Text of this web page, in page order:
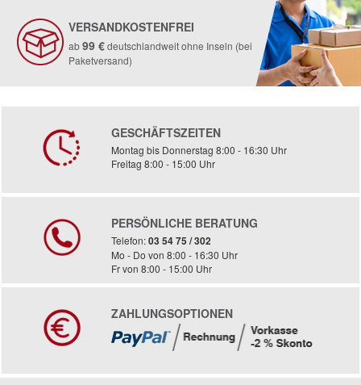
VERSANDKOSTENFREI
ab99 €deutschlandweit ohne Inseln (bei
Paketversand)
GESCHÄFTSZEITEN
Montag bis Donnerstag 8:00 - 16:30 Uhr
Freitag 8:00 - 15:00 Uhr
PERSÖNLICHE BERATUNG
Telefon:03 54 75 / 302
Mo - Do von 8:00 - 16:30 Uhr
Fr von 8:00 - 15:00 Uhr
ZAHLUNGSOPTIONEN